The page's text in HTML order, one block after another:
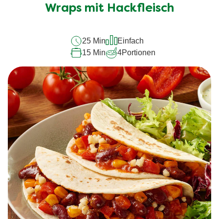
für
abgegeben
Wraps mit Hackfleisch
25 Min
Einfach
15 Min
4Portionen